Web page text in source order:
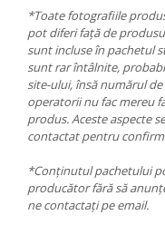
*Toate fotografiile
pot diferi față de
sunt incluse în pachetul
sunt rar întâlnite,
site-ului, însă numărul
operatorii nu fac mereu
produs. Aceste aspecte
contactat pentru
*Conținutul pachetului
producător fără să
ne contactați pe email.